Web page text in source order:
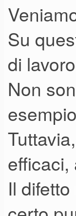
Mi è
il
moog" )
le
Tutto ha
Su
di
Non
Il